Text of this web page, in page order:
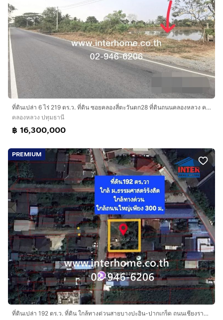
ที่ดินเปล่า 6 ไร่ 219 ตร.ว. ที่ดิน ซอยคลองสี่ตะวันตก28 ที่ดินถนนคลองหลวง คลองหลวง ปทุมธานี
คลองหลวง ปทุมธานี
฿ 16,300,000
PREMIUM
ที่ดินเปล่า 192 ตร.ว. ที่ดิน ใกล้ทางด่วนสายบางปะอิน-ปากเกร็ด ถนนเชียงราก ถนนคลองหลวง คลองหลวง ปทุมธานี